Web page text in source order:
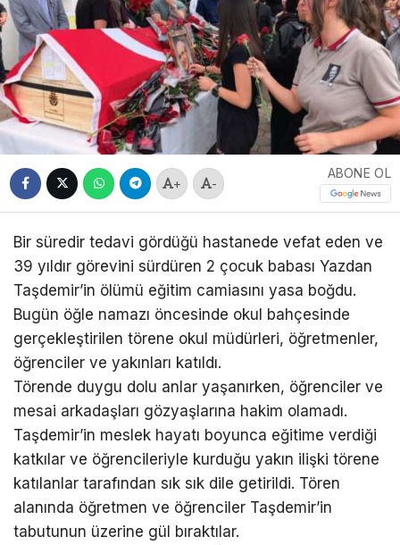
+ -
ABONE OL
Bir süredir tedavi gördüğü hastanede vefat eden ve
39 yıldır görevini sürdüren 2 çocuk babası Yazdan
Taşdemir’in ölümü eğitim camiasını yasa boğdu.
Bugün öğle namazı öncesinde okul bahçesinde
gerçekleştirilen törene okul müdürleri, öğretmenler,
öğrenciler ve yakınları katıldı.
Törende duygu dolu anlar yaşanırken, öğrenciler ve
mesai arkadaşları gözyaşlarına hakim olamadı.
Taşdemir’in meslek hayatı boyunca eğitime verdiği
katkılar ve öğrencileriyle kurduğu yakın ilişki törene
katılanlar tarafından sık sık dile getirildi. Tören
alanında öğretmen ve öğrenciler Taşdemir’in
tabutunun üzerine gül bıraktılar.